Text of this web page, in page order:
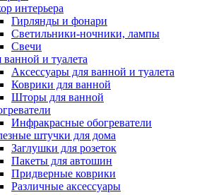
интерьера
Гирлянды и фонари
Светильники-ночники, лампы
Свечи
ванной и туалета
Аксессуары для ванной и туалета
Коврики для ванной
Шторы для ванной
Инфракрасные обогреватели
штучки для дома
Заглушки для розеток
Пакеты для автошин
Придверные коврики
Различные аксессуары